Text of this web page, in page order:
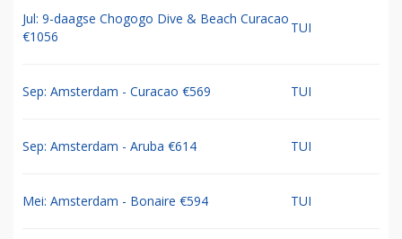
Jul: 9-daagse Chogogo Dive & Beach Curacao
€1056
TUI
Sep: Amsterdam - Curacao €569 TUI
Sep: Amsterdam - Aruba €614 TUI
Mei: Amsterdam - Bonaire €594 TUI